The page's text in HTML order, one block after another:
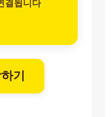
결됩니다
기